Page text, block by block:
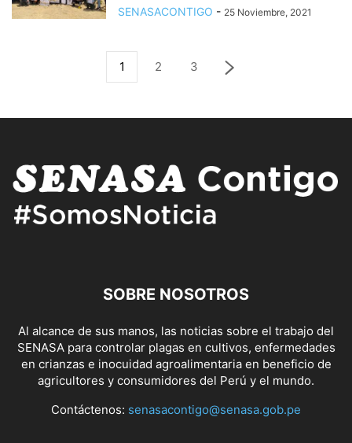
SENASACONTIGO - 25 Noviembre, 2021
1 2 3
SOBRE NOSOTROS
Al alcance de sus manos, las noticias sobre el trabajo del
SENASA para controlar plagas en cultivos, enfermedades
en crianzas e inocuidad agroalimentaria en beneficio de
agricultores y consumidores del Perú y el mundo.
Contáctenos: senasacontigo@senasa.gob.pe